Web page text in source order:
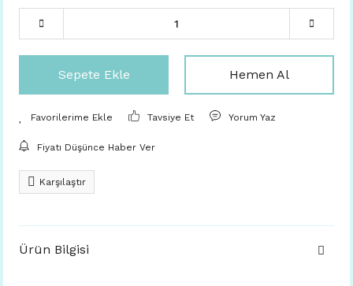
Sepete Ekle Hemen Al
Tavsiye Et Yorum Yaz
Fiyatı Düşünce Haber Ver
Karşılaştır
Ürün Bilgisi